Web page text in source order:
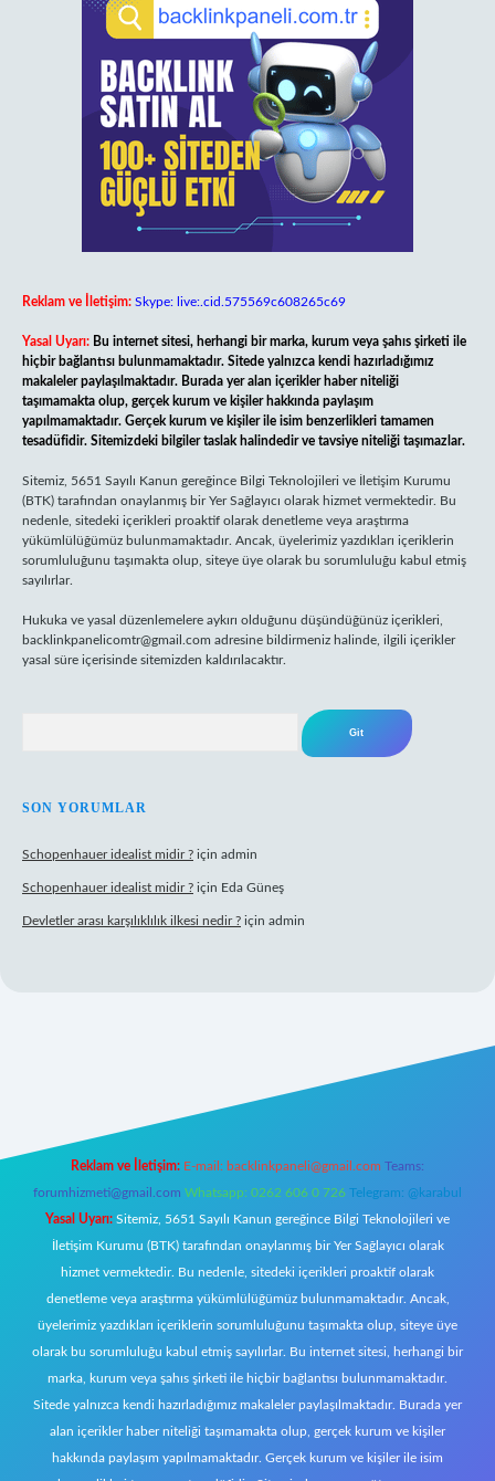
Reklam ve İletişim: Skype: live:.cid.575569c608265c69
Yasal Uyarı: Bu internet sitesi, herhangi bir marka, kurum veya şahıs şirketi ile
hiçbir bağlantısı bulunmamaktadır. Sitede yalnızca kendi hazırladığımız
makaleler paylaşılmaktadır. Burada yer alan içerikler haber niteliği
taşımamakta olup, gerçek kurum ve kişiler hakkında paylaşım
yapılmamaktadır. Gerçek kurum ve kişiler ile isim benzerlikleri tamamen
tesadüfidir. Sitemizdeki bilgiler taslak halindedir ve tavsiye niteliği taşımazlar.
Sitemiz, 5651 Sayılı Kanun gereğince Bilgi Teknolojileri ve İletişim Kurumu
(BTK) tarafından onaylanmış bir Yer Sağlayıcı olarak hizmet vermektedir. Bu
nedenle, sitedeki içerikleri proaktif olarak denetleme veya araştırma
yükümlülüğümüz bulunmamaktadır. Ancak, üyelerimiz yazdıkları içeriklerin
sorumluluğunu taşımakta olup, siteye üye olarak bu sorumluluğu kabul etmiş
sayılırlar.
Hukuka ve yasal düzenlemelere aykırı olduğunu düşündüğünüz içerikleri,
backlinkpanelicomtr@gmail.com adresine bildirmeniz halinde, ilgili içerikler
yasal süre içerisinde sitemizden kaldırılacaktır.
SON YORUMLAR
Schopenhauer idealist midir ? için admin
Schopenhauer idealist midir ? için Eda Güneş
Devletler arası karşılıklılık ilkesi nedir ? için admin
Reklam ve İletişim: E-mail: backlinkpaneli@gmail.com Teams:
forumhizmeti@gmail.com Whatsapp: 0262 606 0 726 Telegram: @karabul
Yasal Uyarı: Sitemiz, 5651 Sayılı Kanun gereğince Bilgi Teknolojileri ve
İletişim Kurumu (BTK) tarafından onaylanmış bir Yer Sağlayıcı olarak
hizmet vermektedir. Bu nedenle, sitedeki içerikleri proaktif olarak
denetleme veya araştırma yükümlülüğümüz bulunmamaktadır. Ancak,
üyelerimiz yazdıkları içeriklerin sorumluluğunu taşımakta olup, siteye üye
olarak bu sorumluluğu kabul etmiş sayılırlar. Bu internet sitesi, herhangi bir
marka, kurum veya şahıs şirketi ile hiçbir bağlantısı bulunmamaktadır.
Sitede yalnızca kendi hazırladığımız makaleler paylaşılmaktadır. Burada yer
alan içerikler haber niteliği taşımamakta olup, gerçek kurum ve kişiler
hakkında paylaşım yapılmamaktadır. Gerçek kurum ve kişiler ile isim